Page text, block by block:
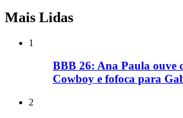
Mais Lidas
1
BBB 26: Ana Paula ouve
Cowboy e fofoca para
2